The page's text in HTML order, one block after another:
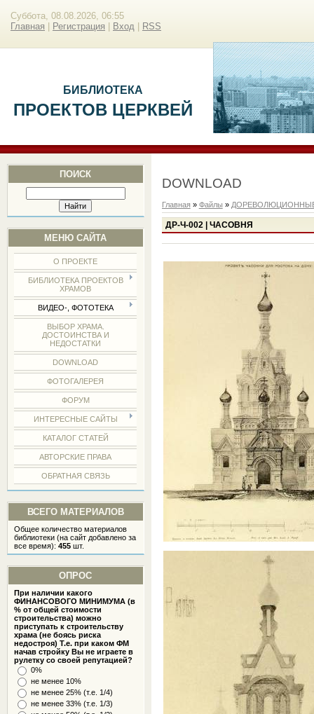
Суббота, 08.08.2026, 06:55
Главная
Регистрация Вход RSS
БИБЛИОТЕКА
ПРОЕКТОВ ЦЕРКВЕЙ
ПОИСК
МЕНЮ САЙТА
О ПРОЕКТЕ
БИБЛИОТЕКА ПРОЕКТОВ
ХРАМОВ
ВИДЕО-, ФОТОТЕКА
ВЫБОР ХРАМА.
ДОСТОИНСТВА И
НЕДОСТАТКИ
DOWNLOAD
ФОТОГАЛЕРЕЯ
ФОРУМ
ИНТЕРЕСНЫЕ САЙТЫ
КАТАЛОГ СТАТЕЙ
АВТОРСКИЕ ПРАВА
ОБРАТНАЯ СВЯЗЬ
ВСЕГО МАТЕРИАЛОВ
Общее количество материалов
библиотеки (на сайт добавлено за
все время):455 шт.
ОПРОС
При наличии какого
ФИНАНСОВОГО МИНИМУМА (в
% от общей стоимости
строительства) можно
приступать к строительству
храма (не боясь риска
недостроя) Т.е. при каком ФМ
начав стройку Вы не играете в
рулетку со своей репутацией?
0%
не менее 10%
не менее 25% (т.е. 1/4)
не менее 33% (т.е. 1/3)
DOWNLOAD
Главная » Файлы »
ДР-Ч-002 | ЧАСОВНЯ